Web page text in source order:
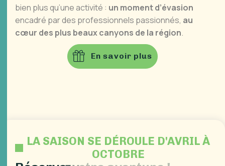
bien plus qu’une activité : un moment d’évasion
encadré par des professionnels passionnés, au
cœur des plus beaux canyons de la région.
En savoir plus
LA SAISON SE DÉROULE D'AVRIL À
OCTOBRE